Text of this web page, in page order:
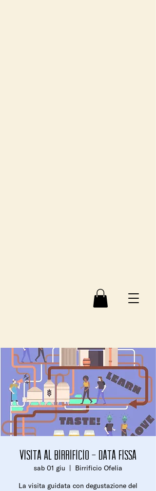
Visita al birrificio - Data fissa
sab 01 giu
  |
Birrificio Ofelia
La visita guidata con degustazione del